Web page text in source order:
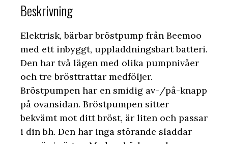
Beskrivning
Elektrisk, bärbar bröstpump från Beemoo
med ett inbyggt, uppladdningsbart batteri.
Den har två lägen med olika pumpnivåer
och tre brösttrattar medföljer.
Bröstpumpen har en smidig av-/på-knapp
på ovansidan. Bröstpumpen sitter
bekvämt mot ditt bröst, är liten och passar
i din bh. Den har inga störande sladdar